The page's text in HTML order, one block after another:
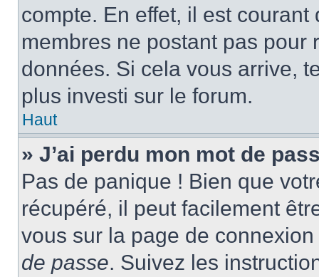
compte. En effet, il est
membres ne postant pas
données. Si cela vous arrive,
plus investi sur le forum.
Haut
» J’ai perdu mon mot de
Pas de panique ! Bien que
récupéré, il peut facilement
vous sur la page de
de passe. Suivez les